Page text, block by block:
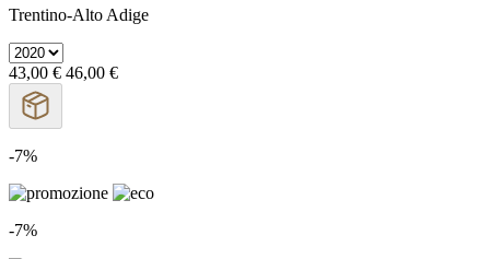
Trentino-Alto Adige
43,00 € 46,00 €
-7%
-7%